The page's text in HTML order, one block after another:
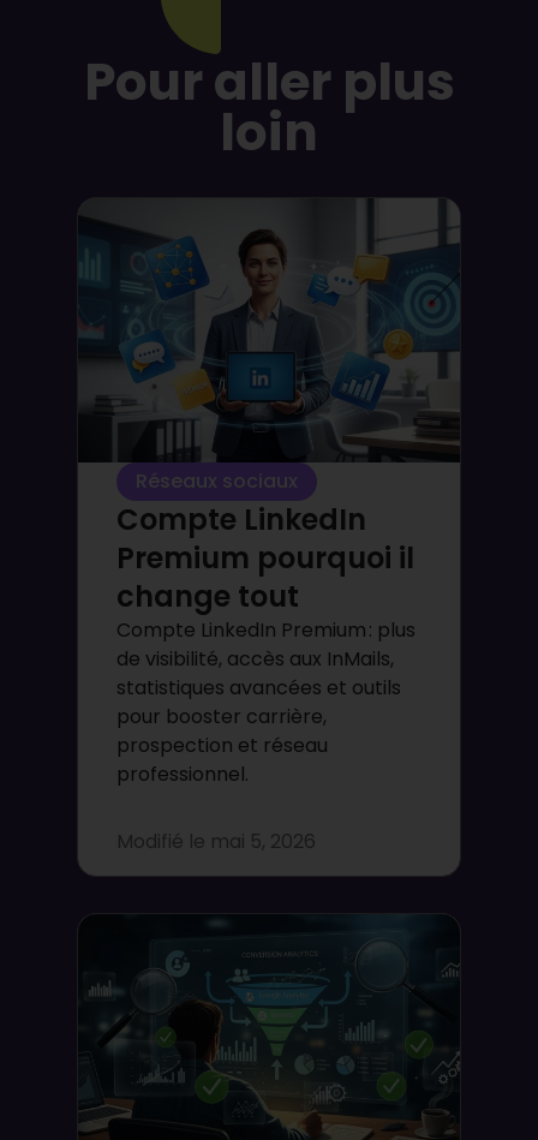
Pour aller plus
loin
Réseaux sociaux
Compte LinkedIn
Premium pourquoi il
change tout
Compte LinkedIn Premium : plus
de visibilité, accès aux InMails,
statistiques avancées et outils
pour booster carrière,
prospection et réseau
professionnel.
Modifié le mai 5, 2026